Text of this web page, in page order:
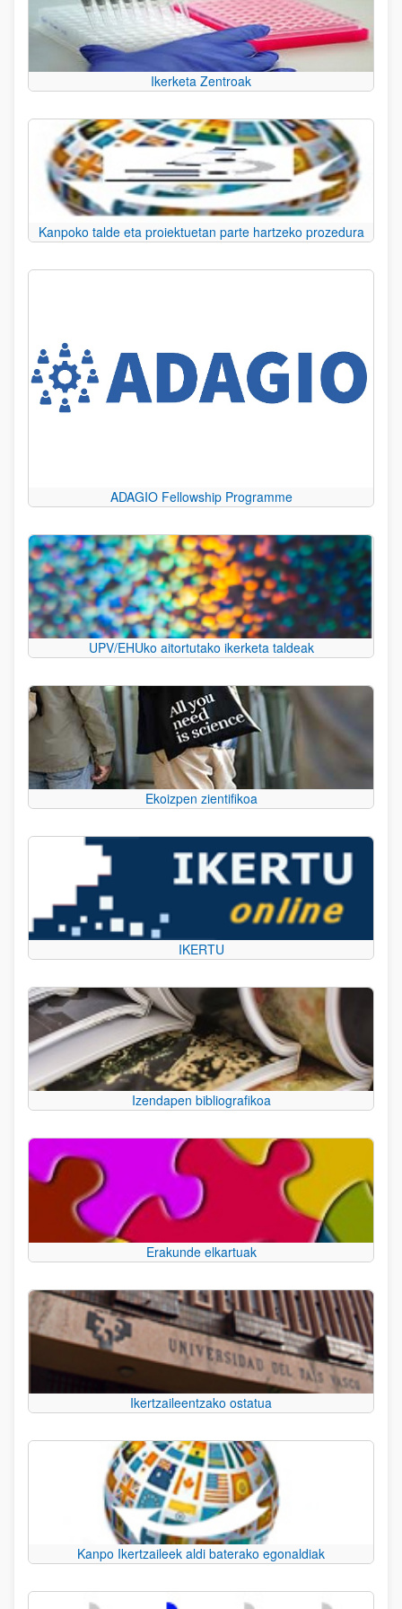
Ikerketa Zentroak
Kanpoko talde eta proiektuetan parte hartzeko prozedura
ADAGIO Fellowship Programme
UPV/EHUko aitortutako ikerketa taldeak
Ekoizpen zientifikoa
IKERTU
Izendapen bibliografikoa
Erakunde elkartuak
Ikertzaileentzako ostatua
Kanpo Ikertzaileek aldi baterako egonaldiak